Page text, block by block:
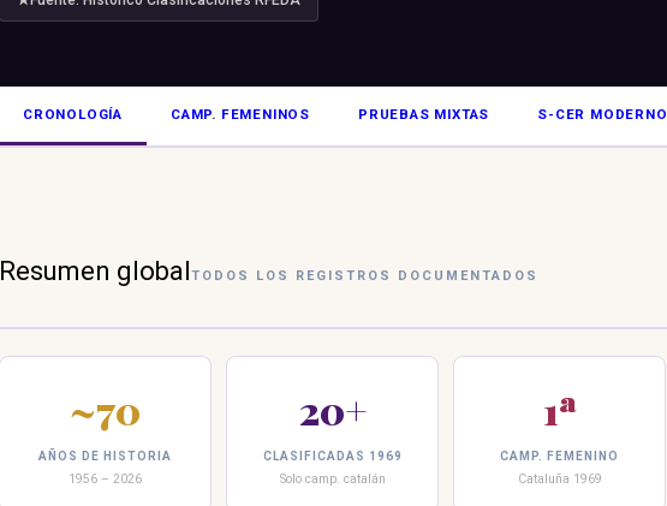
CRONOLOGÍA CAMP. FEMENINOS PRUEBAS MIXTAS S-CER MODERNO
Resumen globalTODOS LOS REGISTROS DOCUMENTADOS
~70
AÑOS DE HISTORIA
1956 – 2026
20+
CLASIFICADAS 1969
Solo camp. catalán
1ª
CAMP. FEMENINO
Cataluña 1969